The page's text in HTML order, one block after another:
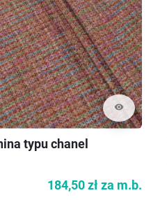
visibility
typu chanel
184,50 złza m.b.